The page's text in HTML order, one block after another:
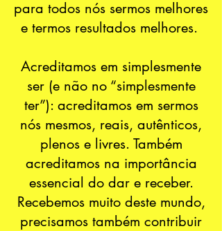
para todos nós sermos melhores
e termos resultados melhores.
Acreditamos em simplesmente
ser (e não no “simplesmente
ter”): acreditamos em sermos
nós mesmos, reais, autênticos,
plenos e livres. Também
acreditamos na importância
essencial do dar e receber.
Recebemos muito deste mundo,
precisamos também contribuir